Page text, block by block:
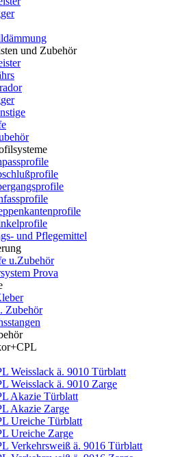
und Zubehör
und Pflegemittel
u.Zubehör
Prova
Zubehör
Weisslack ä. 9010 Türblatt
Weisslack ä. 9010 Zarge
Akazie Türblatt
Akazie Zarge
Ureiche Türblatt
Ureiche Zarge
Verkehrsweiß ä. 9016 Türblatt